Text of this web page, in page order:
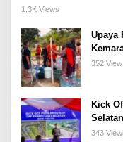
Meeting, dan
1.3K Views
Upaya
352
Kick
Bogor
343